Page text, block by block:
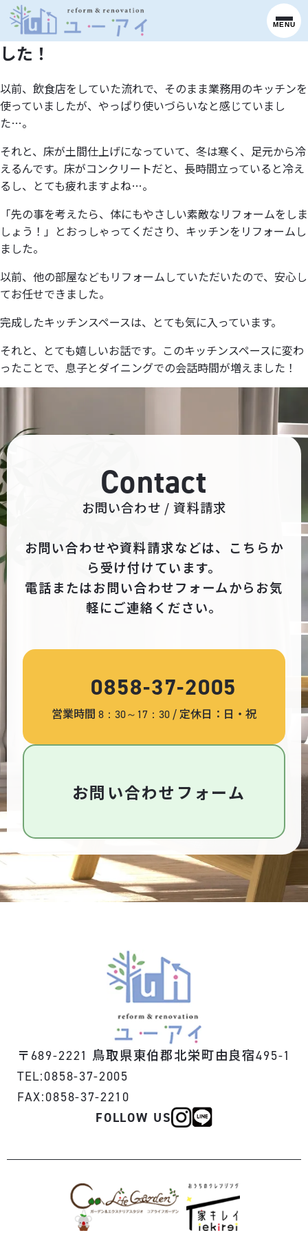
MENU
息子とダイニングでの会話時間が増えま
した！
以前、飲食店をしていた流れで、そのまま業務用のキッチンを
使っていましたが、やっぱり使いづらいなと感じていまし
た…。
それと、床が土間仕上げになっていて、冬は寒く、足元から冷
えるんです。床がコンクリートだと、長時間立っていると冷え
るし、とても疲れますよね…。
「先の事を考えたら、体にもやさしい素敵なリフォームをしま
しょう！」とおっしゃってくださり、キッチンをリフォームし
ました。
以前、他の部屋などもリフォームしていただいたので、安心し
てお任せできました。
完成したキッチンスペースは、とても気に入っています。
それと、とても嬉しいお話です。このキッチンスペースに変わ
ったことで、息子とダイニングでの会話時間が増えました！
Contact
お問い合わせ / 資料請求
お問い合わせや資料請求などは、こちらか
ら受け付けています。
電話またはお問い合わせフォームからお気
軽にご連絡ください。
0858-37-2005
営業時間 8：30～17：30 / 定休日：日・祝
お問い合わせフォーム
〒 689-2221 鳥取県東伯郡北栄町由良宿495-1
TEL:0858-37-2005
FAX:0858-37-2210
FOLLOW US